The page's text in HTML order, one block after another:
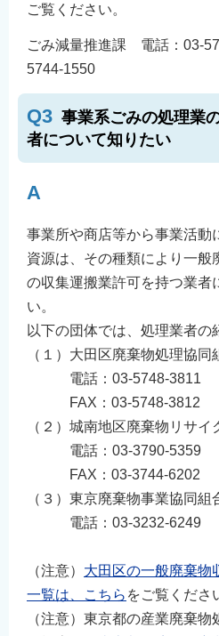
ご覧ください。
ごみ減量推進課 電話：03-
5744-1550
Q3 事業系ごみの処理業
者について知りたい
A
事業所や商店等から事業活動
資源は、その種類により一般
の収集運搬業許可を持つ業者
い。
以下の団体では、処理業者の
（１）大田区廃棄物処理協同
電話：03-5748-3811
FAX：03-5748-3812
（２）城南地区廃棄物リサイ
電話：03-3790-5359
FAX：03-3744-6202
（３）東京廃棄物事業協同組
電話：03-3232-6249
（注意） 大田区の一般廃棄物
一覧は、こちら をご覧くださ
（注意）東京都の産業廃棄